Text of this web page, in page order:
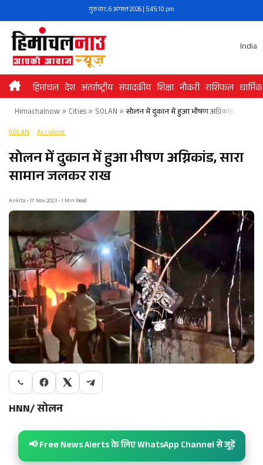
to
content
गुरुवार, 6 अगस्त 2026 | 5:45:10 pm
India
हिमांचल देश अंतर्राष्ट्रीय संपादकीय शिक्षा नौकरी राशिफल धार्मिक
Himachalnow» Cities» SOLAN » सोलन में दुकान में हुआ भीषण अग्निकांड, सारा
SOLAN Accident
सोलन में दुकान में हुआ भीषण अग्निकांड, सारा
सामान जलकर राख
Ankita • 17 Nov 2023 • 1 Min Read
HNN/ सोलन
📢 Free News Alerts के लिए WhatsApp Channel से जुड़ें